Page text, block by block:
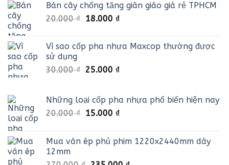
là:
120.000 ₫.
tại
Bán cây chống tăng giàn giáo giá rẻ TPHCM
20.000₫ Giá
20.000 ₫.
18.000 ₫Giá
là:
Vì sao cốp pha nhựa Maxcop thường được
sử dụng
30.000₫ Giá
30.000 ₫.
25.000 ₫Giá
là:
25.000 ₫.
Những loại cốp pha nhựa phổ biến hiện nay
20.000₫ Giá
20.000 ₫.
15.000 ₫Giá
là:
Mua ván ép phủ phim 1220x2440mm dày
12mm